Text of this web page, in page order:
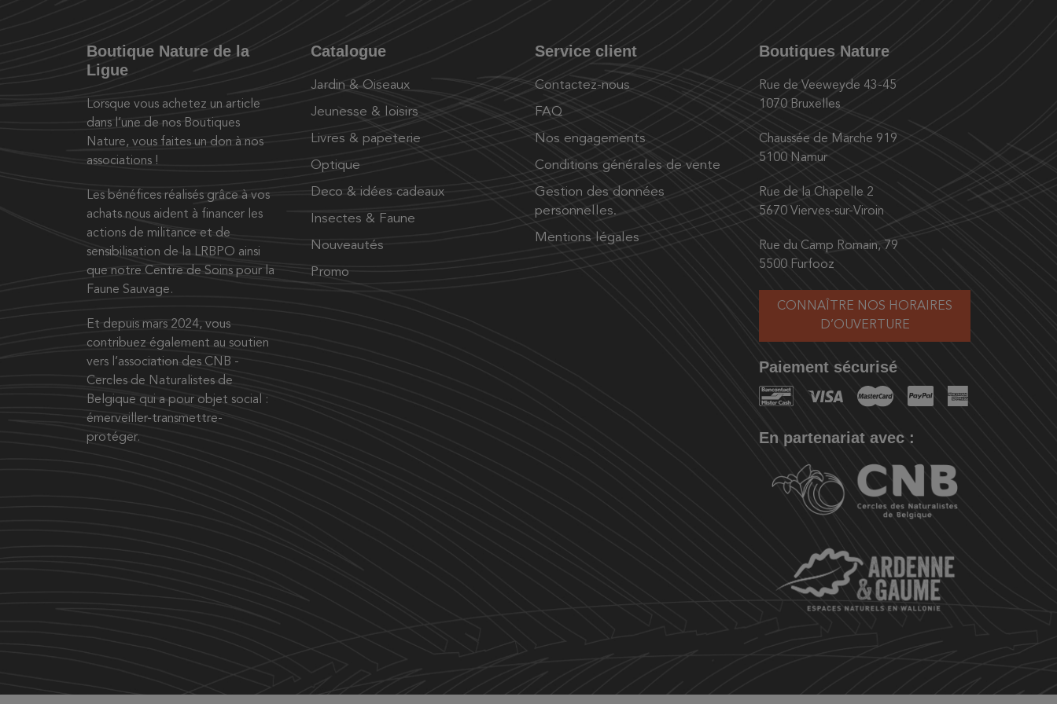
Boutique Nature de la
Ligue
Lorsque vous achetez un article
dans l’une de nos Boutiques
Nature, vous faites un don à nos
associations !
Les bénéfices réalisés grâce à vos
achats nous aident à financer les
actions de militance et de
sensibilisation de la LRBPO ainsi
que notre Centre de Soins pour la
Faune Sauvage.
Et depuis mars 2024, vous
contribuez également au soutien
vers l’association des CNB -
Cercles de Naturalistes de
Belgique qui a pour objet social :
émerveiller-transmettre-
protéger.
Catalogue
Jardin & Oiseaux
Jeunesse & loisirs
Livres & papeterie
Optique
Deco & idées cadeaux
Insectes & Faune
Nouveautés
Promo
Service client
Contactez-nous
FAQ
Nos engagements
Conditions générales de vente
Gestion des données
personnelles.
Mentions légales
Boutiques Nature
Rue de Veeweyde 43-45
1070 Bruxelles
Chaussée de Marche 919
5100 Namur
Rue de la Chapelle 2
5670 Vierves-sur-Viroin
Rue du Camp Romain, 79
5500 Furfooz
CONNAÎTRE NOS HORAIRES
D’OUVERTURE
Paiement sécurisé
En partenariat avec :